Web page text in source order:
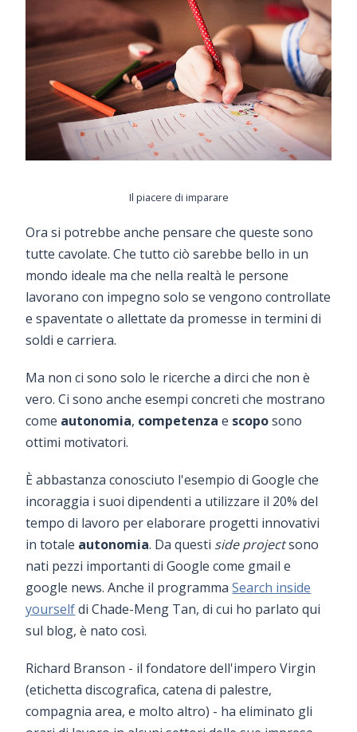
Il piacere di imparare
Ora si potrebbe anche pensare che queste sono
tutte cavolate. Che tutto ciò sarebbe bello in un
mondo ideale ma che nella realtà le persone
lavorano con impegno solo se vengono controllate
e spaventate o allettate da promesse in termini di
soldi e carriera.
Ma non ci sono solo le ricerche a dirci che non è
vero. Ci sono anche esempi concreti che mostrano
come autonomia, competenza e scoposono
ottimi motivatori.
È abbastanza conosciuto l'esempio di Google che
incoraggia i suoi dipendenti a utilizzare il 20% del
tempo di lavoro per elaborare progetti innovativi
in totale autonomia. Da questi side projectsono
nati pezzi importanti di Google come gmail e
google news. Anche il programmaSearch inside
yourselfdi Chade-Meng Tan, di cui ho parlato qui
sul blog, è nato così.
Richard Branson - il fondatore dell'impero Virgin
(etichetta discografica, catena di palestre,
compagnia area, e molto altro) - ha eliminato gli